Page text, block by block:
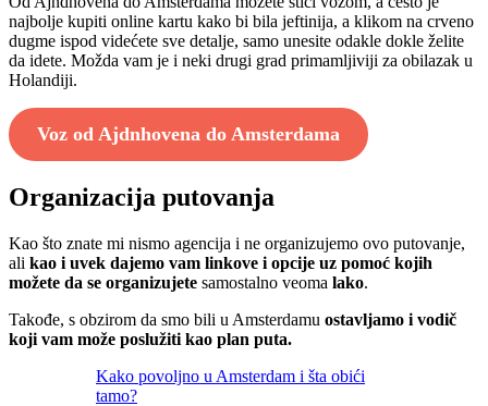
najbolje kupiti online kartu kako bi bila jeftinija, a klikom na crveno
dugme ispod videćete sve detalje, samo unesite odakle dokle želite
da idete. Možda vam je i neki drugi grad primamljiviji za obilazak u
Holandiji.
Voz od Ajdnhovena do Amsterdama
Organizacija putovanja
Kao što znate mi nismo agencija i ne organizujemo ovo putovanje,
ali kao i uvek dajemo vam linkove i opcije uz pomoć kojih
možete da se organizujete samostalno veoma lako.
Takođe, s obzirom da smo bili u Amsterdamu ostavljamo i vodič
koji vam može poslužiti kao plan puta.
Kako povoljno u Amsterdam i šta obići
tamo?